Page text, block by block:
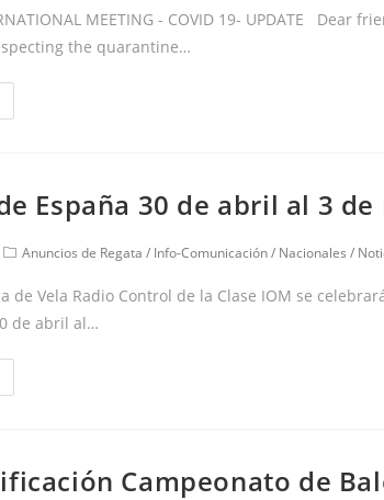
MEETING - COVID 19- UPDATE
the quarantine…
España 30 de abril al 3 de
Anuncios de Regata / Info-Comunicación/ Nacionales /
de Vela Radio Control de la Clase IOM se
de abril al…
Campeonato de